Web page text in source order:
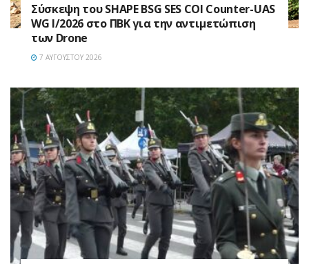
Σύσκεψη του SHAPE BSG SES COI Counter-UAS
WG I/2026 στο ΠΒΚ για την αντιμετώπιση
των Drone
7 ΑΥΓΟΎΣΤΟΥ 2026